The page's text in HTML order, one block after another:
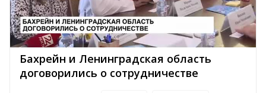
Бахрейн и Ленинградская область
договорились о сотрудничестве